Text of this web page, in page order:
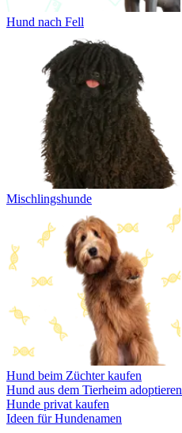
Hund nach Fell
Mischlingshunde
Hund beim Züchter kaufen
Hund aus dem Tierheim adoptieren
Hunde privat kaufen
Ideen für Hundenamen